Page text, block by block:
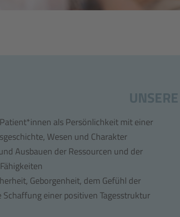
als Persönlichkeit mit einer
Wesen und Charakter
Ausbauen der Ressourcen und der
Geborgenheit, dem Gefühl der
einer positiven Tagesstruktur